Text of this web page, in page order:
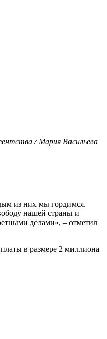
/ Мария Васильева
из них мы гордимся.
нашей страны и
делами», – отметил
в размере 2 миллиона